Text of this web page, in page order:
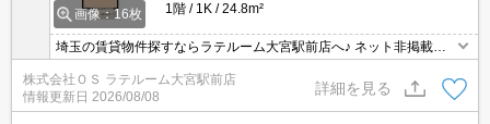
画像：16枚
1階
1K 24.8m²
埼玉の賃貸物件探すならラテルーム大宮駅前店へ♪ ネット非掲載物
件多数ございます！ 【入居審査不安な方】【初期安物件】【クレジ
ット決済可】ご相談ください！！ ※仲介手数料無料 『ご来店初めて
のお客様・当物件を契約に限る』
株式会社ＯＳ ラテルーム大宮駅前店
情報更新日 2026/08/08
詳細を見る